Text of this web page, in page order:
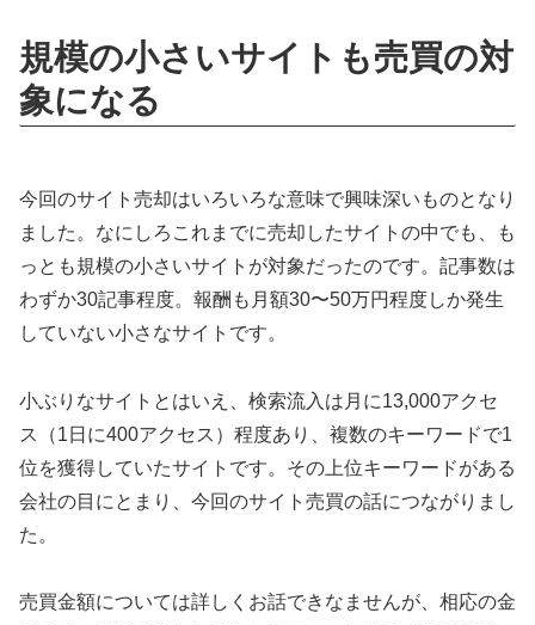
規模の小さいサイトも売買の対
象になる
今回のサイト売却はいろいろな意味で興味深いものとなり
ました。なにしろこれまでに売却したサイトの中でも、も
っとも規模の小さいサイトが対象だったのです。記事数は
わずか30記事程度。報酬も月額30〜50万円程度しか発生
していない小さなサイトです。
小ぶりなサイトとはいえ、検索流入は月に13,000アクセ
ス（1日に400アクセス）程度あり、複数のキーワードで1
位を獲得していたサイトです。その上位キーワードがある
会社の目にとまり、今回のサイト売買の話につながりまし
た。
売買金額については詳しくお話できなませんが、相応の金